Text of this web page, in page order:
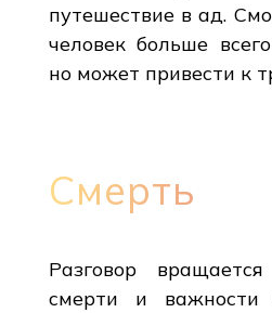
путешествие в ад.
человек больше
но может привести к
Смерть
Разговор
смерти и важности